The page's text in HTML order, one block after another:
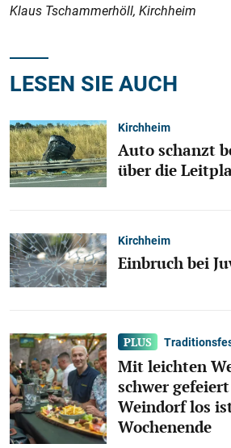
Klaus Tschammerhöll, Kirchheim
LESEN SIE AUCH
Kirchheim
Auto schanzt
über die
Kirchheim
Einbruch bei
Mit leichten
schwer
Weindorf los
Wochenende